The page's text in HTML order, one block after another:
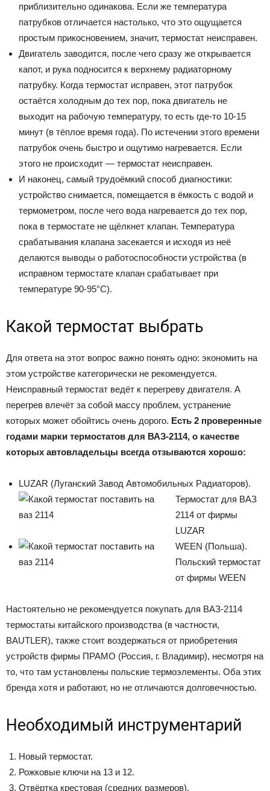
приблизительно одинакова. Если же температура
патрубков отличается настолько, что это ощущается
простым прикосновением, значит, термостат неисправен.
Двигатель заводится, после чего сразу же открывается
капот, и рука подносится к верхнему радиаторному
патрубку. Когда термостат исправен, этот патрубок
остаётся холодным до тех пор, пока двигатель не
выходит на рабочую температуру, то есть где-то 10-15
минут (в тёплое время года). По истечении этого времени
патрубок очень быстро и ощутимо нагревается. Если
этого не происходит — термостат неисправен.
И наконец, самый трудоёмкий способ диагностики:
устройство снимается, помещается в ёмкость с водой и
термометром, после чего вода нагревается до тех пор,
пока в термостате не щёлкнет клапан. Температура
срабатывания клапана засекается и исходя из неё
делаются выводы о работоспособности устройства (в
исправном термостате клапан срабатывает при
температуре 90-95°C).
Какой термостат выбрать
Для ответа на этот вопрос важно понять одно: экономить на
этом устройстве категорически не рекомендуется.
Неисправный термостат ведёт к перегреву двигателя. А
перегрев влечёт за собой массу проблем, устранение
которых может обойтись очень дорого. Есть 2 проверенные
годами марки термостатов для ВАЗ-2114, о качестве
которых автовладельцы всегда отзываются хорошо:
LUZAR (Луганский Завод Автомобильных Радиаторов).
Термостат для ВАЗ
2114 от фирмы
LUZAR
WEEN (Польша).
Польский термостат
от фирмы WEEN
Настоятельно не рекомендуется покупать для ВАЗ-2114
термостаты китайского производства (в частности,
BAUTLER), также стоит воздержаться от приобретения
устройств фирмы ПРАМО (Россия, г. Владимир), несмотря на
то, что там установлены польские термоэлементы. Оба этих
бренда хотя и работают, но не отличаются долговечностью.
Необходимый инструментарий
Новый термостат.
Рожковые ключи на 13 и 12.
Отвёртка крестовая (средних размеров).